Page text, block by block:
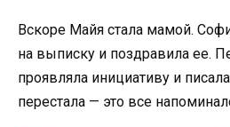
Вскоре Майя стала мамой.
на выписку и поздравила ее.
проявляла инициативу и
перестала — это все